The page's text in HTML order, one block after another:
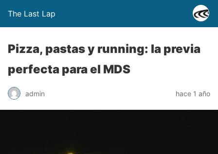
The Last Lap
Pizza, pastas y running: la previa
perfecta para el MDS
admin hace 1 año